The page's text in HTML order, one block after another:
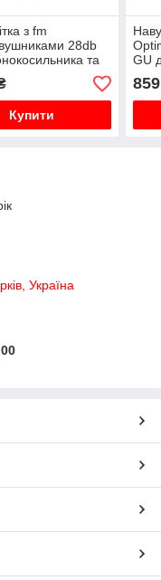
з fm
28db
та
Купити
GU
859
Україна